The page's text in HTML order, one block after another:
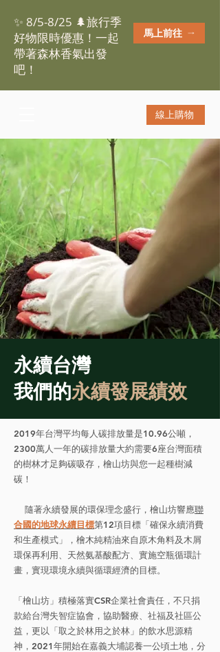
線上購物
✨ 8/5-8/25 🌲旅行季
好物限時優惠！一起
帶著森林香氣出發
吧！
馬上前往
永續台灣
我們的永續發展績效
2019年台灣平均每人碳排放量是10.96公噸，
2300萬人一年的碳排放量大約需要6座台灣面積
的樹林才足夠碳吸存，檜山坊與您一起種樹減
碳！
​隨著永續發展的環保理念盛行，檜山坊響應聯
合國的地球永續目標第12項目標「確保永續消費
和生產模式」，檜木純精油來自原木角料及木屑
環保再利用、天然氨基酸配方、實施空瓶循環計
畫，實現環境永續與循環經濟的目標。
「檜山坊」積極落實CSR企業社會責任，不只捐
款給台灣失智症協會，協助醫療、社福及社區公
益，更以「取之於林用之於林」的飲水思源精
神，2021年開始在嘉義大埔認養一公頃土地，分